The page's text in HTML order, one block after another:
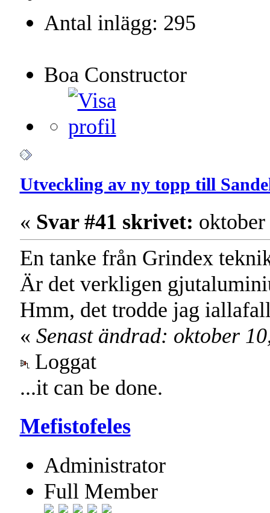
Antal inlägg: 295
Boa Constructor
Utveckling av ny topp till
« Svar #41 skrivet:
En tanke från Grindex
Är det verkligen
Hmm, det trodde jag
« Senast ändrad: oktober
Loggat
...it can be done.
Mefistofeles
Administrator
Full Member